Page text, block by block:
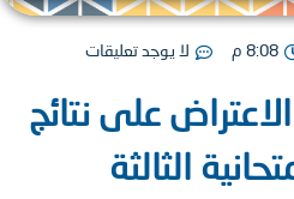
لا يوجد تعليقات
على نتائج
الثالثة